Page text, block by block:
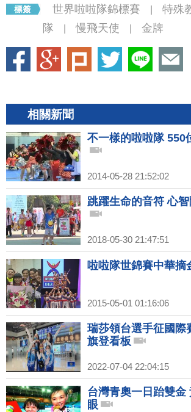
世界啦啦隊錦標賽 特殊
隊
慢飛天使 金牌
相關新聞
不一樣的啦啦隊 550
2014-05-28 21:52:02
跳躍生命的音符 心
2018-05-30 21:47:51
啦啦隊世錦賽中華摘
2015-05-01 01:16:06
瑞莎領台選手征國際
旗登看板
2022-07-04 22:04:15
台灣青奧一日跆雙金
眼